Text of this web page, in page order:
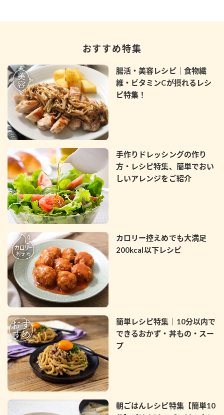
おすすめ特集
腸活・美容レシピ｜食物繊
維・ビタミンCが摂れるレシ
ピ特集！
手作りドレッシングの作り
方・レシピ特集、簡単でおい
しいアレンジをご紹介
カロリー控えめでも大満足
200kcal以下レシピ
簡単レシピ特集｜10分以内で
できるおかず・丼もの・スー
プ
朝ごはんレシピ特集【簡単10